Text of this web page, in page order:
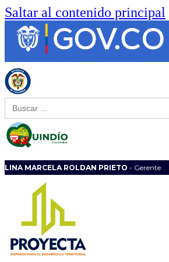
Saltar al contenido principal
Buscar:
LINA MARCELA ROLDAN PRIETO - Gerente